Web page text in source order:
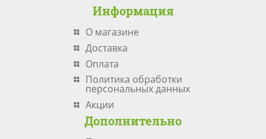
Информация
О магазине
Доставка
Оплата
Политика обработки
персональных данных
Акции
Дополнительно